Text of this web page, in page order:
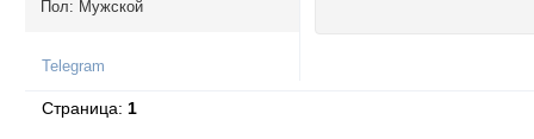
Пол: Мужской
Telegram
Страница: 1